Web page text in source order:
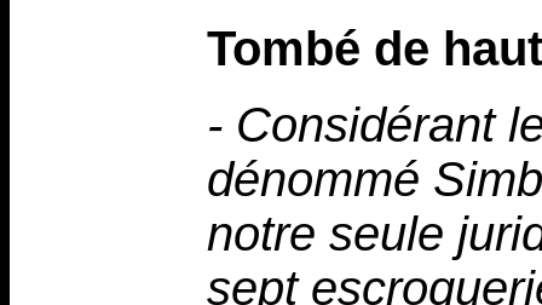
Tombé de haut
- Considérant
dénommé
notre seule
sept